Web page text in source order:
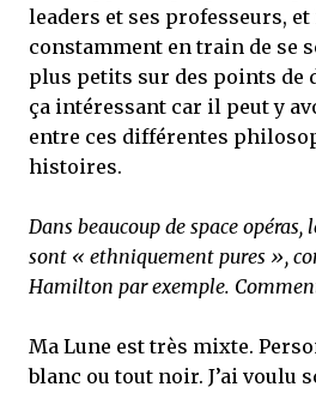
leaders et ses professeurs,
constamment en train de se
plus petits sur des points de
ça intéressant car il peut y
entre ces différentes
histoires.
Dans beaucoup de space opéras,
sont « ethniquement pures »,
Hamilton par exemple.
Ma Lune est très mixte.
blanc ou tout noir. J’ai voulu